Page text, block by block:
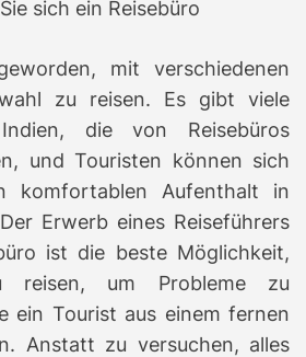
mit verschiedenen
zu reisen. Es gibt viele
die von Reisebüros
und Touristen können sich
komfortablen Aufenthalt in
Der Erwerb eines Reiseführers
ist die beste Möglichkeit,
reisen, um Probleme zu
ein Tourist aus einem fernen
Anstatt zu versuchen, alles